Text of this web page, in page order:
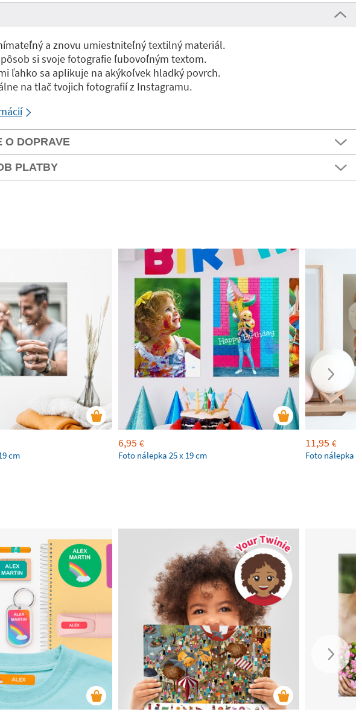
a znovu umiestniteľný textilný materiál.
si svoje fotografie ľubovoľným textom.
ľahko sa aplikuje na akýkoľvek hladký povrch.
na tlač tvojich fotografií z Instagramu.
O DOPRAVE
PLATBY
cm
6,95 €
Foto nálepka 25 x 19 cm
11,95 €
Foto nálepka